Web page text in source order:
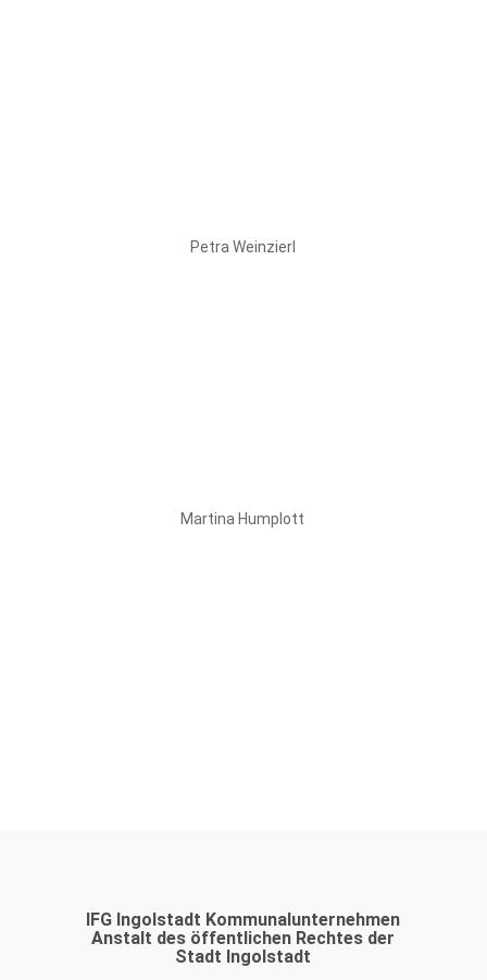
Petra Weinzierl
Martina Humplott
IFG Ingolstadt Kommunalunternehmen
Anstalt des öffentlichen Rechtes der
Stadt Ingolstadt